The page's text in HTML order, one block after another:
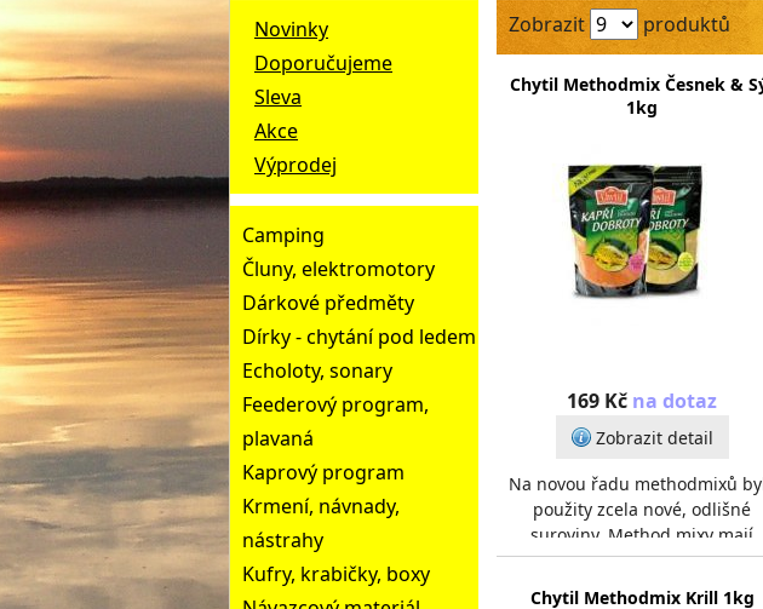
Novinky
Doporučujeme
Sleva
Akce
Výprodej
Camping
Čluny, elektromotory
Dárkové předměty
Dírky - chytání pod ledem
Echoloty, sonary
Feederový program,
plavaná
Kaprový program
Krmení, návnady,
nástrahy
Kufry, krabičky, boxy
Zobrazit
produktů
Chytil Methodmix Česnek &
1kg
169 Kč na dotaz
Zobrazit detail
Na novou řadu methodmixů
použity zcela nové, odlišné
suroviny. Method mixy mají
hrubou strukturu, dobře pojí,
zároveň se ve vodě ta
Chytil Methodmix Krill 1kg